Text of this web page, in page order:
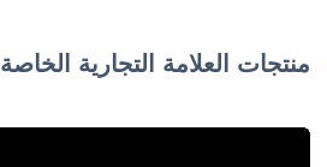
منتجات العلامة التجارية الخاصة AOLAFREE